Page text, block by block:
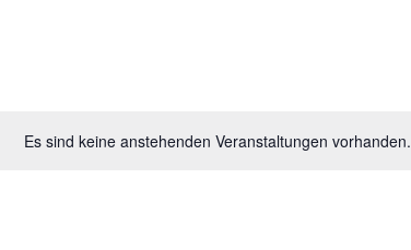
Es sind keine anstehenden Veranstaltungen vorhanden.